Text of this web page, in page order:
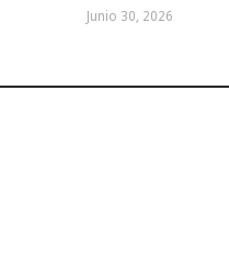
Junio 30, 2026